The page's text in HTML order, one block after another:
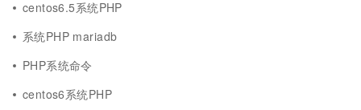
centos6.5系统PHP
系统PHP mariadb
PHP系统命令
centos6系统PHP